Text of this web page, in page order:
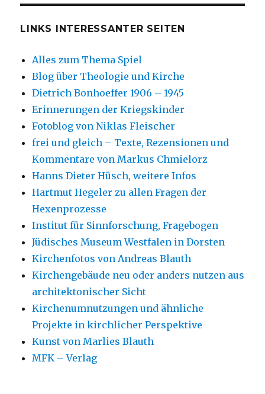
LINKS INTERESSANTER SEITEN
Alles zum Thema Spiel
Blog über Theologie und Kirche
Dietrich Bonhoeffer 1906 – 1945
Erinnerungen der Kriegskinder
Fotoblog von Niklas Fleischer
frei und gleich – Texte, Rezensionen und
Kommentare von Markus Chmielorz
Hanns Dieter Hüsch, weitere Infos
Hartmut Hegeler zu allen Fragen der
Hexenprozesse
Institut für Sinnforschung, Fragebogen
Jüdisches Museum Westfalen in Dorsten
Kirchenfotos von Andreas Blauth
Kirchengebäude neu oder anders nutzen aus
architektonischer Sicht
Kirchenumnutzungen und ähnliche
Projekte in kirchlicher Perspektive
Kunst von Marlies Blauth
MFK – Verlag